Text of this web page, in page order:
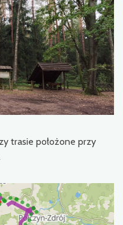
trasie położone przy